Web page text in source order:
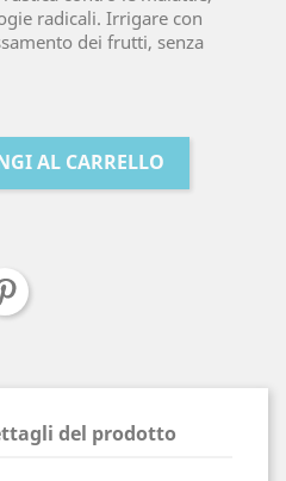
radicali. Irrigare con
dei frutti, senza
AL CARRELLO
del prodotto